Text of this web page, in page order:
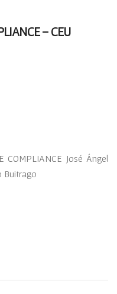
– CEU
COMPLIANCE José Ángel
Buitrago